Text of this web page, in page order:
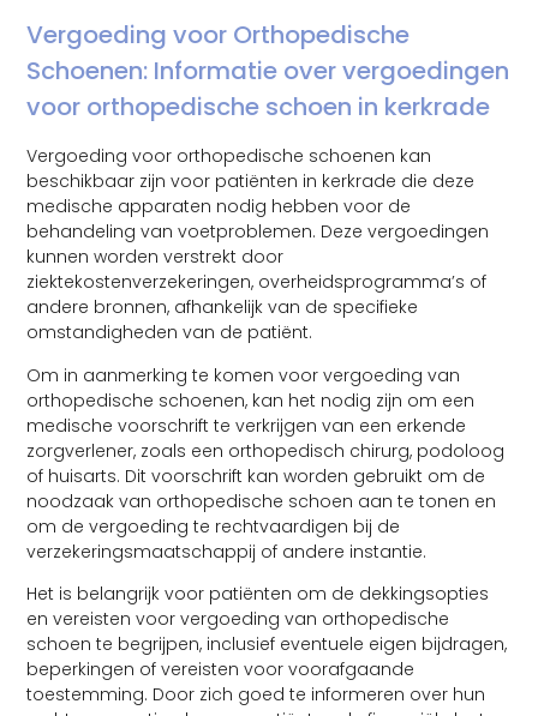
Vergoeding voor Orthopedische
Schoenen: Informatie over vergoedingen
voor orthopedische schoen in kerkrade
Vergoeding voor orthopedische schoenen kan
beschikbaar zijn voor patiënten in kerkrade die deze
medische apparaten nodig hebben voor de
behandeling van voetproblemen. Deze vergoedingen
kunnen worden verstrekt door
ziektekostenverzekeringen, overheidsprogramma’s of
andere bronnen, afhankelijk van de specifieke
omstandigheden van de patiënt.
Om in aanmerking te komen voor vergoeding van
orthopedische schoenen, kan het nodig zijn om een
medische voorschrift te verkrijgen van een erkende
zorgverlener, zoals een orthopedisch chirurg, podoloog
of huisarts. Dit voorschrift kan worden gebruikt om de
noodzaak van orthopedische schoen aan te tonen en
om de vergoeding te rechtvaardigen bij de
verzekeringsmaatschappij of andere instantie.
Het is belangrijk voor patiënten om de dekkingsopties
en vereisten voor vergoeding van orthopedische
schoen te begrijpen, inclusief eventuele eigen bijdragen,
beperkingen of vereisten voor voorafgaande
toestemming. Door zich goed te informeren over hun